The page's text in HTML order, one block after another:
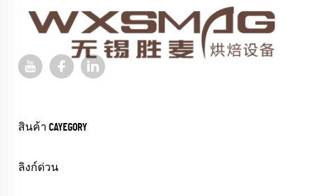
สินค้า CAYEGORY
ลิงก์ด่วน